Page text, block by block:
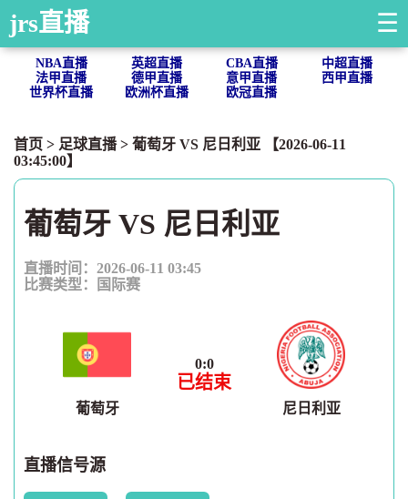
jrs直播 ☰
NBA直播 英超直播 CBA直播
中超直播
法甲直播
德甲直播 意甲直播
西甲直播
世界杯直播
欧洲杯直播 欧冠直播
首页 > 足球直播> 葡萄牙 VS 尼日利亚 【2026-06-11
03:45:00】
葡萄牙 VS 尼日利亚
直播时间：2026-06-11 03:45
比赛类型：
国际赛
葡萄牙
0:0
已结束
尼日利亚
直播信号源